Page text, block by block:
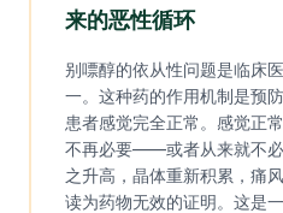
来的恶性循环
别嘌醇的依从性问题是临床
一。这种药的作用机制是预
患者感觉完全正常。感觉正
不再必要——或者从来就不
之升高，晶体重新积累，痛
读为药物无效的证明。这是